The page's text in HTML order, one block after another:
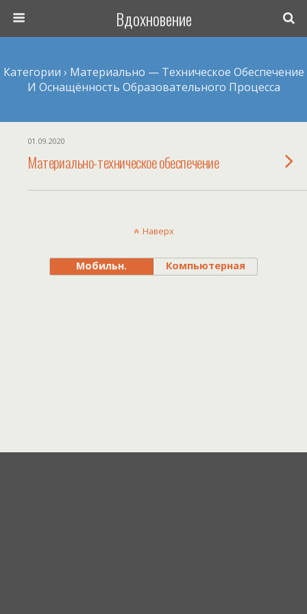
Вдохновение
Категории › Материально — Техническое Обеспечение
И Оснащённость Образовательного Процесса
01.09.2020
Материально-техническое обеспечение
Наверх
Мобильн. Компьютерная